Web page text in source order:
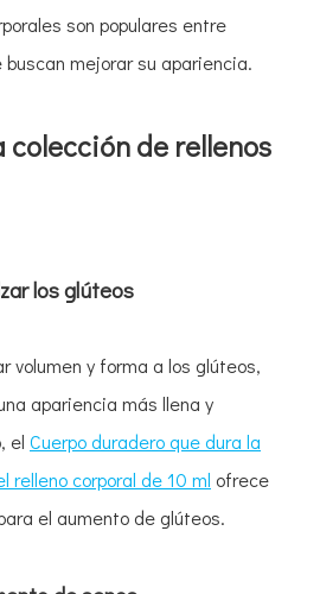
son populares entre
mejorar su apariencia.
colección de rellenos
los glúteos
volumen y forma a los glúteos,
apariencia más llena y
el Cuerpo duradero que dura la
relleno corporal de 10 ml ofrece
el aumento de glúteos.